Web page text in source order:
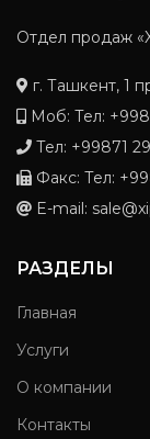
Отдел продаж
г. Ташкент, 1
Моб: Тел:
Тел: +99871
Факс: Тел:
E-mail:
РАЗДЕЛЫ
Главная
Услуги
О компании
Контакты